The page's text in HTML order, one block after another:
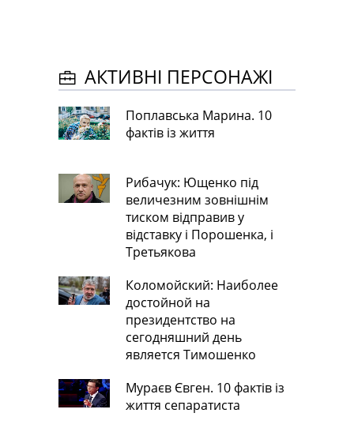
АКТИВНІ ПЕРСОНАЖІ
Поплавська Марина. 10
фактів із життя
Рибачук: Ющенко під
величезним зовнішнім
тиском відправив у
відставку і Порошенка, і
Третьякова
Коломойский: Наиболее
достойной на
президентство на
сегодняшний день
является Тимошенко
Мураєв Євген. 10 фактів із
життя сепаратиста